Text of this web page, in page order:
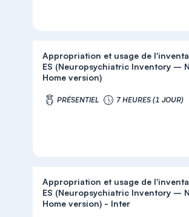
Appropriation et usage de
ES (Neuropsychiatric Inventory –
Home version)
PRÉSENTIEL 7 HEURES (1 JOUR)
Appropriation et usage de
ES (Neuropsychiatric Inventory –
Home version) - Inter